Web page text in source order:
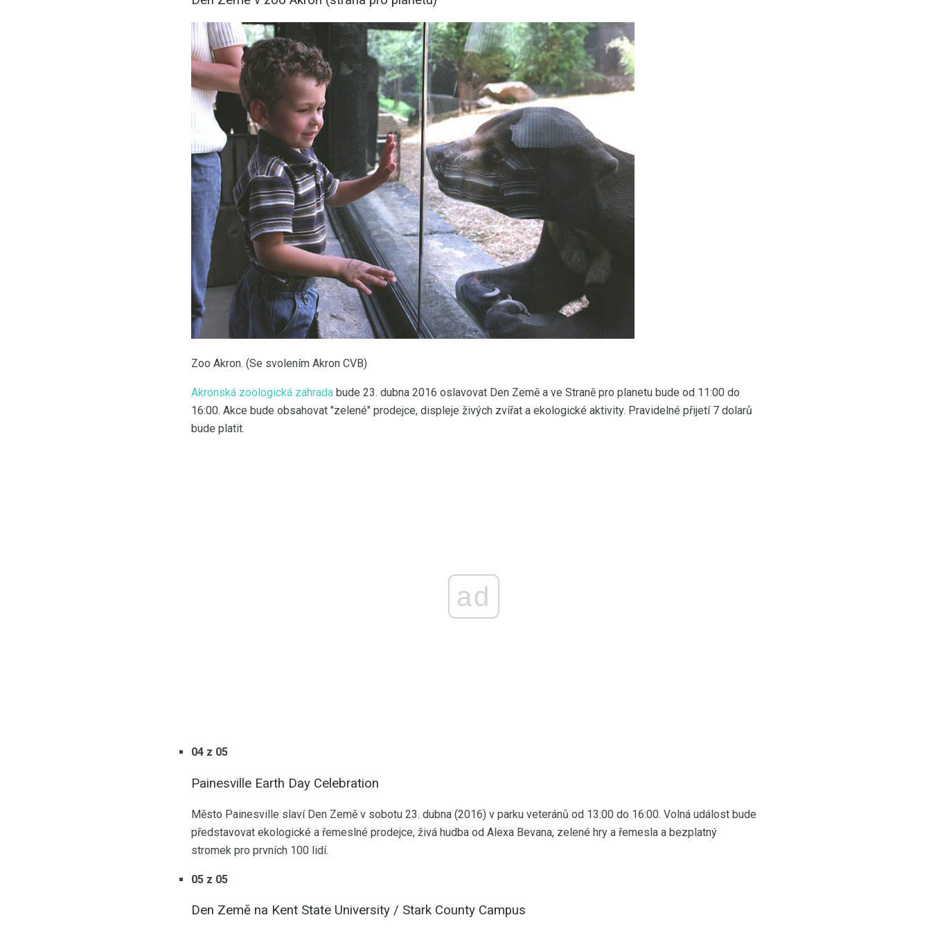
Zoo Akron. (Se svolením Akron CVB)
Akronská zoologická zahrada bude 23. dubna 2016 oslavovat Den Země a ve Straně pro planetu bude od 11:00 do
16:00. Akce bude obsahovat "zelené" prodejce, displeje živých zvířat a ekologické aktivity. Pravidelné přijetí 7 dolarů
bude platit.
ad
04 z 05
Painesville Earth Day Celebration
Město Painesville slaví Den Země v sobotu 23. dubna (2016) v parku veteránů od 13:00 do 16:00. Volná událost bude
představovat ekologické a řemeslné prodejce, živá hudba od Alexa Bevana, zelené hry a řemesla a bezplatný
stromek pro prvních 100 lidí.
05 z 05
Den Země na Kent State University / Stark County Campus